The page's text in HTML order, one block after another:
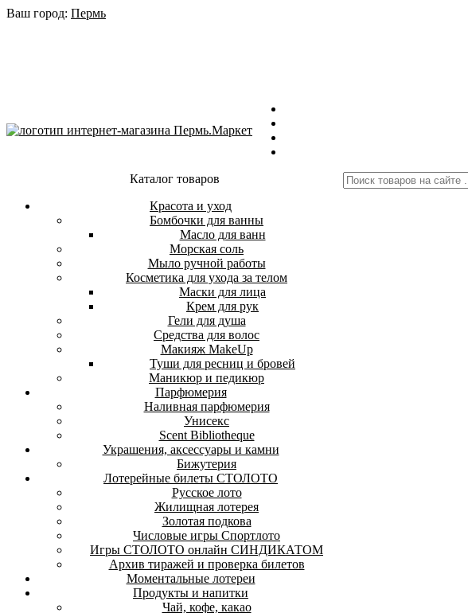
Ваш город: Пермь
Каталог товаров
Красота и уход
Бомбочки для ванны
Масло для ванн
Морская соль
Мыло ручной работы
Косметика для ухода за телом
Маски для лица
Крем для рук
Гели для душа
Средства для волос
Макияж MakeUp
Туши для ресниц и бровей
Маникюр и педикюр
Парфюмерия
Наливная парфюмерия
Унисекс
Scent Bibliotheque
Украшения, аксессуары и камни
Бижутерия
Лотерейные билеты СТОЛОТО
Русское лото
Жилищная лотерея
Золотая подкова
Числовые игры Спортлото
Игры СТОЛОТО онлайн СИНДИКАТОМ
Архив тиражей и проверка билетов
Моментальные лотереи
Продукты и напитки
Чай, кофе, какао